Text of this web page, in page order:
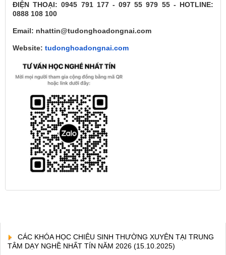
ĐIỆN THOẠI: 0945 791 177 - 097 55 979 55 - HOTLINE:
0888 108 100
Email: nhattin@tudonghoadongnai.com
Website: tudonghoadongnai.com
CÁC KHÓA HỌC CHIÊU SINH THƯỜNG XUYÊN TẠI TRUNG
TÂM DẠY NGHỀ NHẤT TÍN NĂM 2026 (15.10.2025)